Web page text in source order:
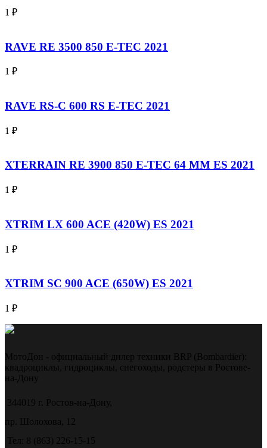
1 ₽
RAVE RE 3500 850 E-TEC 2021
1 ₽
RAVE RS-C 600 RS E-TEC 2021
1 ₽
XTERRAIN RE 3900 850 E-TEC 64 MM ES 2021
1 ₽
XTRIM LX 600 ACE (420W) ES 2021
1 ₽
XTRIM SC 900 ACE (650W) ES 2021
1 ₽
МотоДон - официальный дилер техники BRP (Bombardier):
квадроциклы, гидроциклы, снегоходы, родстеры в Ростове-
на-Дону
344019 г. Ростов-на-Дону,
пр. Шолохова, 12
Тел: 8 (863) 226-15-15